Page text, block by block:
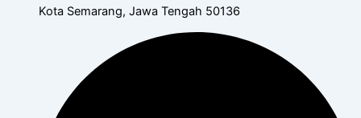
Kota Semarang, Jawa Tengah 50136